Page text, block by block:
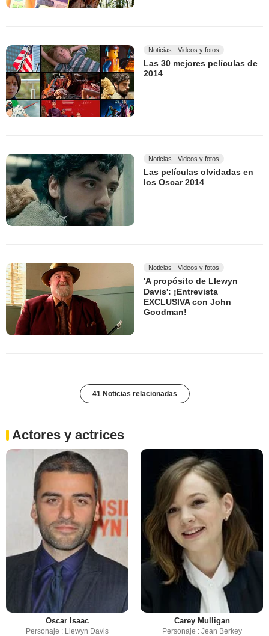
Noticias - Videos y fotos
Las 30 mejores películas de
2014
Noticias - Videos y fotos
Las películas olvidadas en
los Oscar 2014
Noticias - Videos y fotos
'A propósito de Llewyn
Davis': ¡Entrevista
EXCLUSIVA con John
Goodman!
41 Noticias relacionadas
Actores y actrices
Oscar Isaac
Personaje : Llewyn Davis
Carey Mulligan
Personaje : Jean Berkey